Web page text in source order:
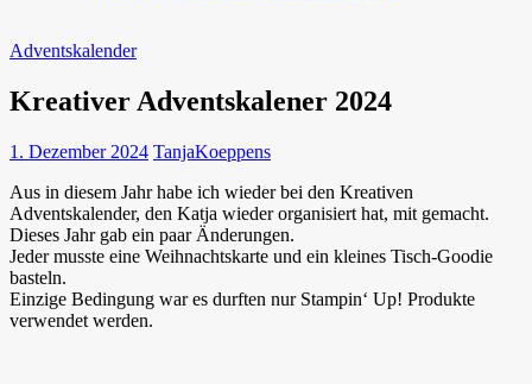
Adventskalender
Kreativer Adventskalener 2024
1. Dezember 2024 TanjaKoeppens
Aus in diesem Jahr habe ich wieder bei den Kreativen
Adventskalender, den Katja wieder organisiert hat, mit gemacht.
Dieses Jahr gab ein paar Änderungen.
Jeder musste eine Weihnachtskarte und ein kleines Tisch-Goodie
basteln.
Einzige Bedingung war es durften nur Stampin‘ Up! Produkte
verwendet werden.